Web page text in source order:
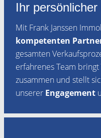
Ihr
Mit Frank Janssen
kompetenten
gesamten
erfahrenes Team
zusammen und stellt
unserer Engagement